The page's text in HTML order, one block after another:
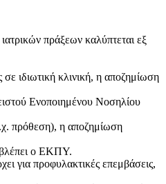
πράξεων καλύπτεται εξ
ιδιωτική κλινική, η αποζημίωση
Ενοποιημένου Νοσηλίου
πρόθεση), η αποζημίωση
ο ΕΚΠΥ.
για προφυλακτικές επεμβάσεις,